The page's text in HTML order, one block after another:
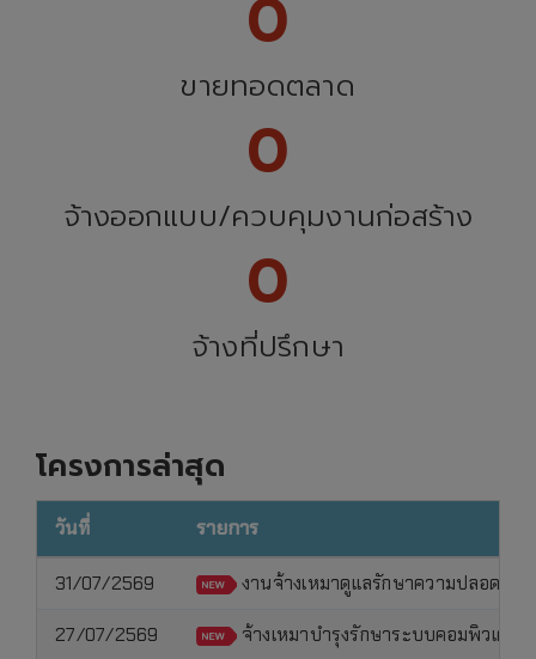
0
ขายทอดตลาด
0
จ้างออกแบบ/ควบคุมงานก่อสร้าง
0
จ้างที่ปรึกษา
โครงการล่าสุด
วันที่ รายการ
31/07/2569 งานจ้างเหมาดูแลรักษาความปลอดภัย
27/07/2569 จ้างเหมาบำรุงรักษาระบบคอมพิวเตอร์